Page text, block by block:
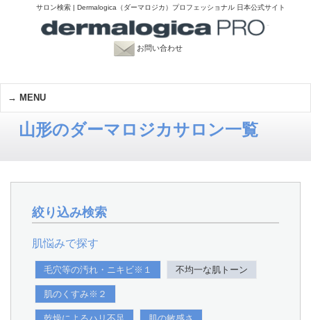
サロン検索 | Dermalogica（ダーマロジカ）プロフェッショナル 日本公式サイト
お問い合わせ
MENU
山形のダーマロジカサロン一覧
絞り込み検索
肌悩みで探す
毛穴等の汚れ・ニキビ※１ 不均一な肌トーン
肌のくすみ※２